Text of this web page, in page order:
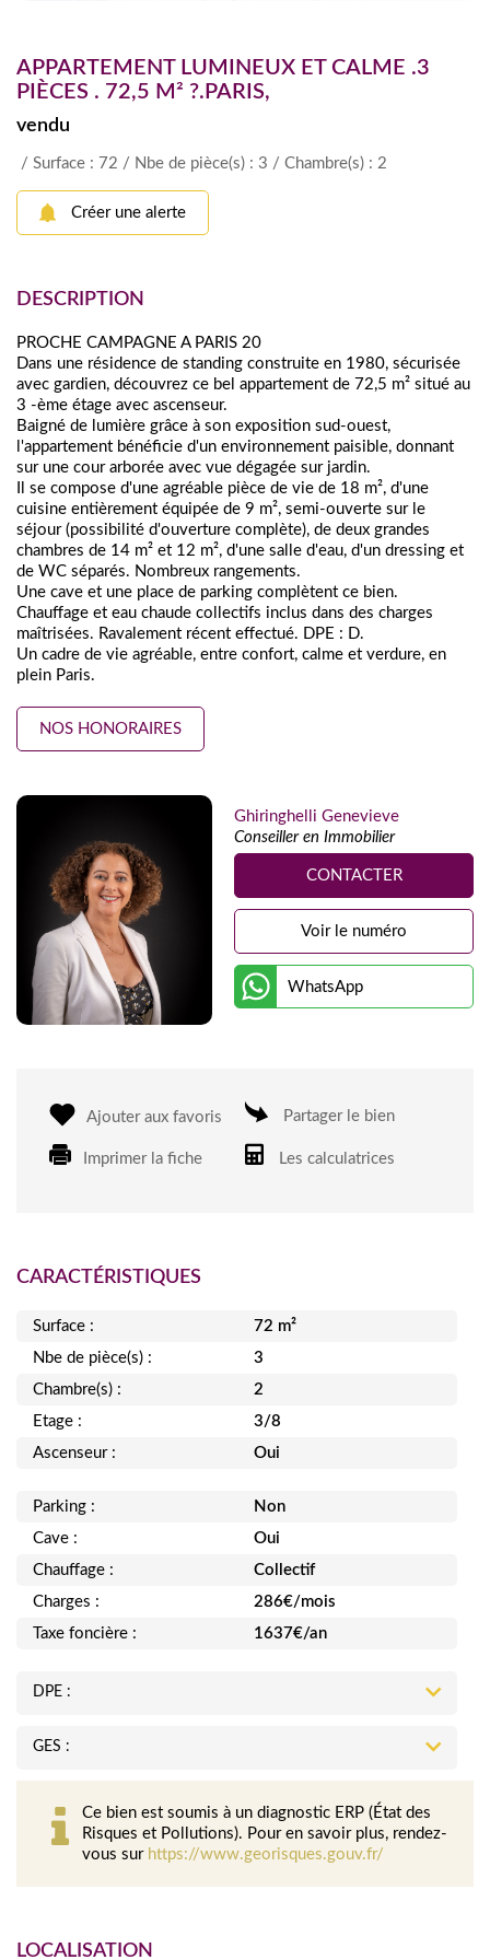
APPARTEMENT LUMINEUX ET CALME .3
PIÈCES . 72,5 M² ?.PARIS,
vendu
/ Surface : 72 / Nbe de pièce(s) : 3 / Chambre(s) : 2
Créer une alerte
DESCRIPTION
PROCHE CAMPAGNE A PARIS 20
Dans une résidence de standing construite en 1980, sécurisée
avec gardien, découvrez ce bel appartement de 72,5 m² situé au
3 -ème étage avec ascenseur.
Baigné de lumière grâce à son exposition sud-ouest,
l'appartement bénéficie d'un environnement paisible, donnant
sur une cour arborée avec vue dégagée sur jardin.
Il se compose d'une agréable pièce de vie de 18 m², d'une
cuisine entièrement équipée de 9 m², semi-ouverte sur le
séjour (possibilité d'ouverture complète), de deux grandes
chambres de 14 m² et 12 m², d'une salle d'eau, d'un dressing et
de WC séparés. Nombreux rangements.
Une cave et une place de parking complètent ce bien.
Chauffage et eau chaude collectifs inclus dans des charges
maîtrisées. Ravalement récent effectué. DPE : D.
Un cadre de vie agréable, entre confort, calme et verdure, en
plein Paris.
NOS HONORAIRES
Ghiringhelli Genevieve
Conseiller en Immobilier
CONTACTER
Voir le numéro
WhatsApp
Ajouter aux favoris Partager le bien
Imprimer la fiche Les calculatrices
CARACTÉRISTIQUES
Surface :
72 m²
Nbe de pièce(s) :
3
Chambre(s) :
2
Etage :
3/8
Ascenseur :
Oui
Parking :
Non
Cave :
Oui
Chauffage :
Collectif
Charges :
286€/mois
Taxe foncière :
1637€/an
DPE :
GES :
Ce bien est soumis à un diagnostic ERP (État des
Risques et Pollutions). Pour en savoir plus, rendez-
vous sur https://www.georisques.gouv.fr/
LOCALISATION